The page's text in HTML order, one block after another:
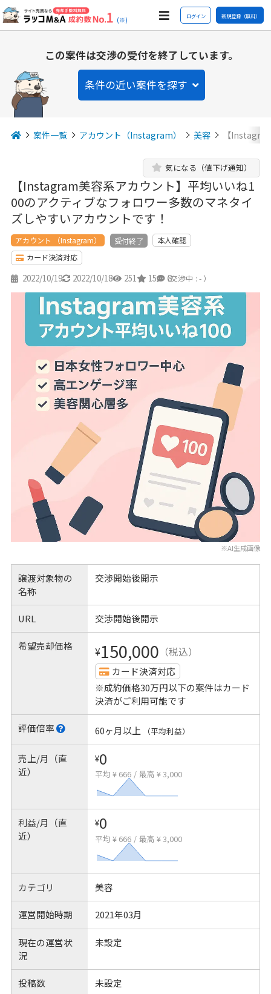
(※) ログイン 新規登録（無料）
この案件は交渉の受付を終了しています。
条件の近い案件を探す
案件一覧 アカウント（Instagram） 美容 【
【Instagram美容系アカウント】平均いいね1
00のアクティブなフォロワー多数のマネタイ
ズしやすいアカウントです！
気になる（値下げ通知）
アカウント （Instagram） 受付終了
本人確認
カード決済対応
2022/10/19 2022/10/18 251 15 8
（交渉中 : - ）
※AI生成画像
譲渡対象物の
名称
交渉開始後開示
URL 交渉開始後開示
希望売却価格 ¥150,000 （税込）
カード決済対応
※成約価格30万円以下の案件はカード
決済がご利用可能です
評価倍率 60ヶ月以上 （平均利益）
売上/月（直
近）
¥0
平均 ¥ 666 / 最高 ¥ 3,000
利益/月（直
近）
¥0
平均 ¥ 666 / 最高 ¥ 3,000
カテゴリ 美容
運営開始時期 2021年03月
現在の運営状
況
未設定
投稿数 未設定